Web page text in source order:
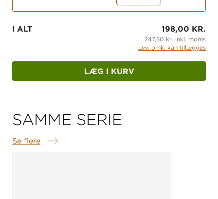
I ALT 198,00 KR.
247,50 kr. inkl. moms
Lev. omk. kan tillægges
LÆG I KURV
SAMME SERIE
Se flere
Samme serie